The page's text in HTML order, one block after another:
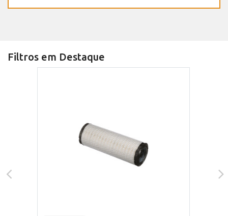
Filtros em Destaque